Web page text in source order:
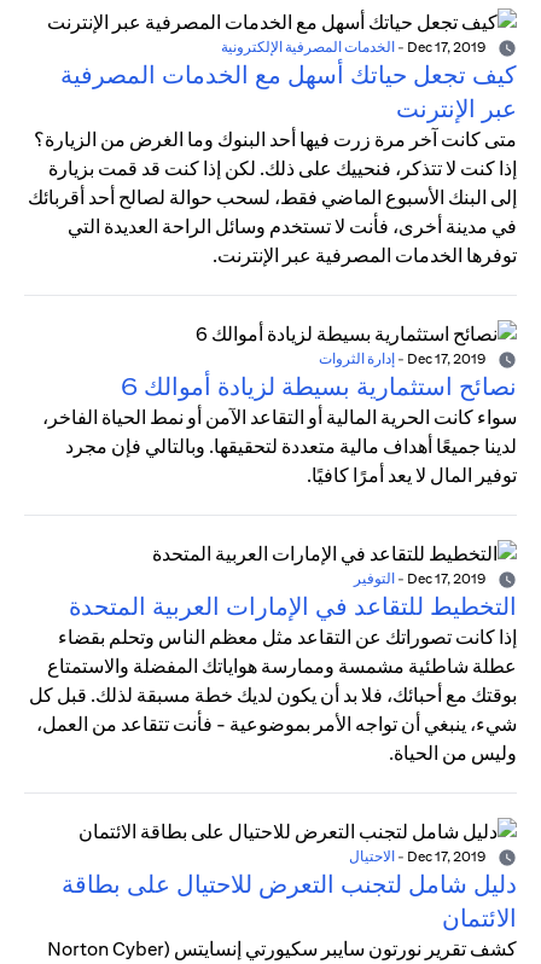
- الخدمات المصرفية الإلكترونية
كيف تجعل حياتك أسهل مع الخدمات المصرفية
عبر الإنترنت
متى كانت آخر مرة زرت فيها أحد البنوك وما الغرض من الزيارة؟
إذا كنت لا تتذكر، فنحييك على ذلك. لكن إذا كنت قد قمت بزيارة
إلى البنك الأسبوع الماضي فقط، لسحب حوالة لصالح أحد أقربائك
في مدينة أخرى، فأنت لا تستخدم وسائل الراحة العديدة التي
توفرها الخدمات المصرفية عبر الإنترنت.
- إدارة الثروات
نصائح استثمارية بسيطة لزيادة أموالك 6
سواء كانت الحرية المالية أو التقاعد الآمن أو نمط الحياة الفاخر،
لدينا جميعًا أهداف مالية متعددة لتحقيقها. وبالتالي فإن مجرد
توفير المال لا يعد أمرًا كافيًا.
- التوفير
التخطيط للتقاعد في الإمارات العربية المتحدة
إذا كانت تصوراتك عن التقاعد مثل معظم الناس وتحلم بقضاء
عطلة شاطئية مشمسة وممارسة هواياتك المفضلة والاستمتاع
بوقتك مع أحبائك، فلا بد أن يكون لديك خطة مسبقة لذلك. قبل كل
شيء، ينبغي أن تواجه الأمر بموضوعية - فأنت تتقاعد من العمل،
وليس من الحياة.
- الاحتيال
دليل شامل لتجنب التعرض للاحتيال على بطاقة
الائتمان
كشف تقرير نورتون سايبر سكيورتي إنسايتس (Norton Cyber